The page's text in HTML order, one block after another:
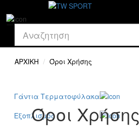
BASIC BOX
TW Sport +
Γάντια Τερματοφύλακα
Εξοπλισμός
ΑΡΧΙΚΗ Όροι Χρήσης
Όροι Χρήσης